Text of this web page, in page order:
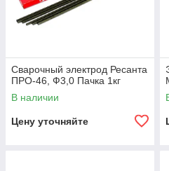
Сварочный электрод Ресанта
ПРО-46, Ф3,0 Пачка 1кг
В наличии
Цену уточняйте